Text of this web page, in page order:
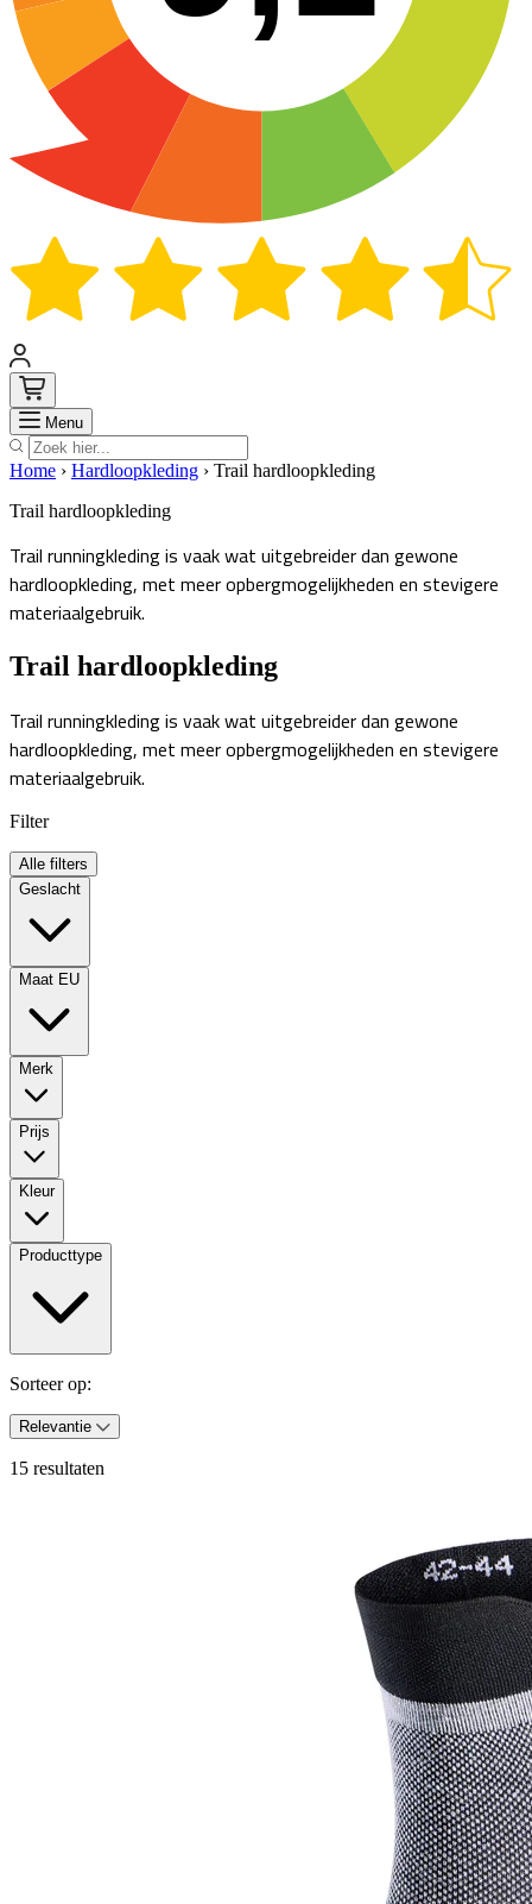
Menu Zoek
Home › Hardloopkleding › Trail hardloopkleding
Trail hardloopkleding
Trail runningkleding is vaak wat uitgebreider dan gewone
hardloopkleding, met meer opbergmogelijkheden en stevigere
materiaalgebruik.
Trail hardloopkleding
Trail runningkleding is vaak wat uitgebreider dan gewone
hardloopkleding, met meer opbergmogelijkheden en stevigere
materiaalgebruik.
Filter
Alle filters
Geslacht
Maat EU
Merk
Prijs
Kleur
Producttype
Sorteer op:
Relevantie
15 resultaten